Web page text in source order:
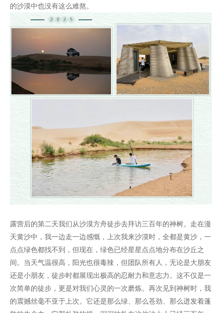
的沙漠中也没有这么难熬。
露营后的第二天我们从沙漠方舟徒步去拜访三百年的神树。走在漫
天黄沙中，我一边走一边感慨，上次我来沙漠时，全都是黄沙，一
点点绿色都找不到，但现在，绿色已经星星点点地分布在沙丘之
间。当天气温很高，阳光也很毒辣，但团队所有人，无论是大朋友
还是小朋友，徒步时都展现出极高的忍耐力和意志力。这不仅是一
次简单的徒步，更是对我们心灵的一次磨炼。再次见到神树时，我
的震撼丝毫不亚于上次。它还是那么绿、那么苍劲、那么迸发着蓬